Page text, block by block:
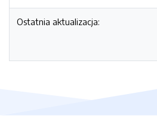
Ostatnia aktualizacja: